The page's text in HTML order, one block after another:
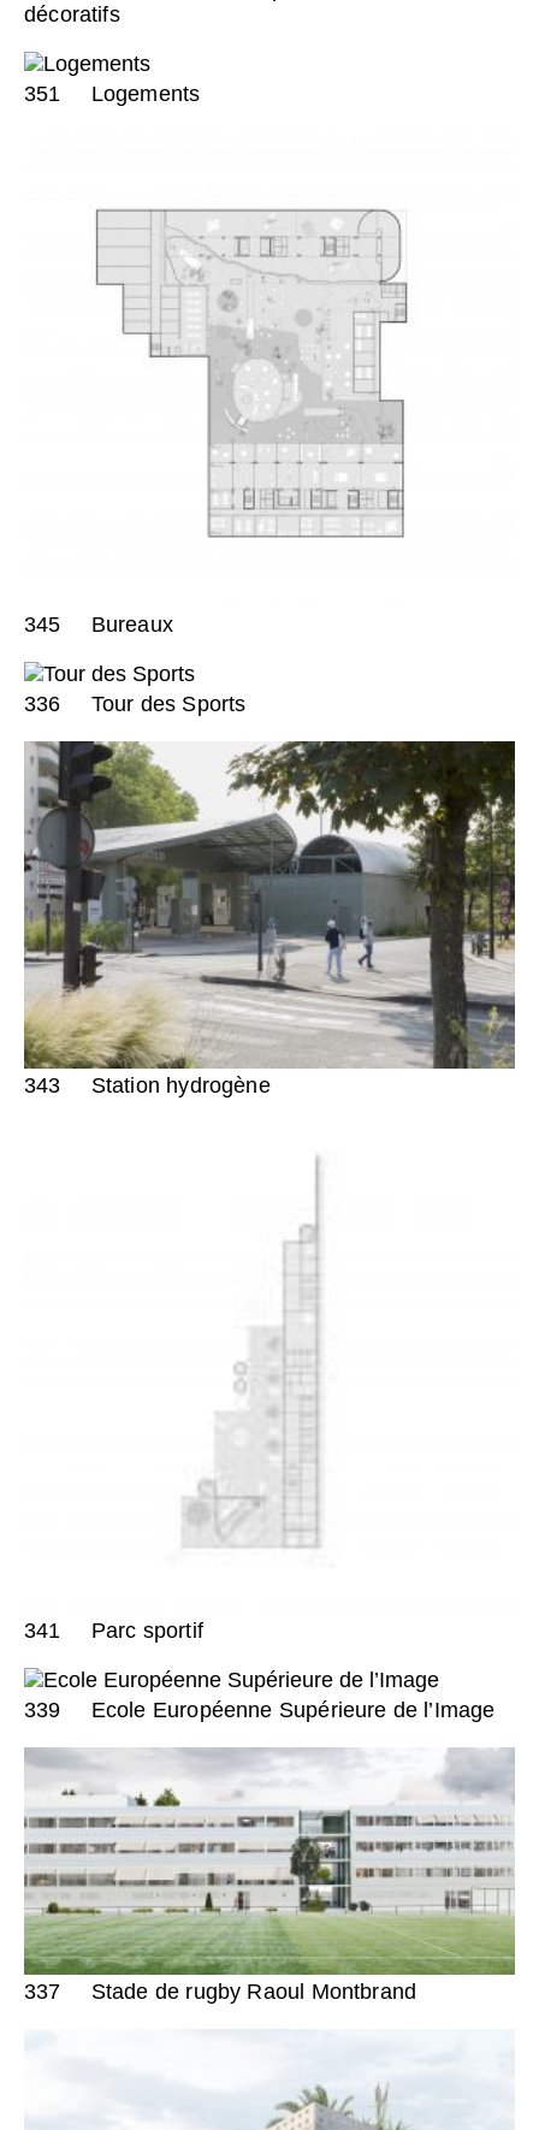
décoratifs
351 Logements
345 Bureaux
336 Tour des Sports
343 Station hydrogène
341 Parc sportif
339 Ecole Européenne Supérieure de l’Image
337 Stade de rugby Raoul Montbrand